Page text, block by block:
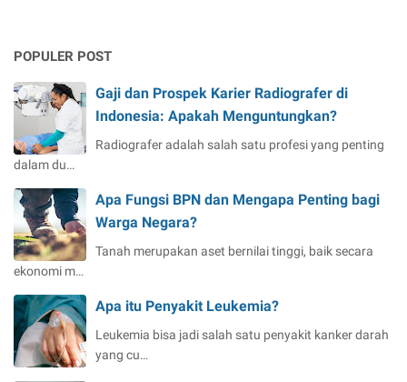
POPULER POST
Gaji dan Prospek Karier Radiografer di
Indonesia: Apakah Menguntungkan?
Radiografer adalah salah satu profesi yang penting
dalam du…
Apa Fungsi BPN dan Mengapa Penting bagi
Warga Negara?
Tanah merupakan aset bernilai tinggi, baik secara
ekonomi m…
Apa itu Penyakit Leukemia?
Leukemia bisa jadi salah satu penyakit kanker darah
yang cu…